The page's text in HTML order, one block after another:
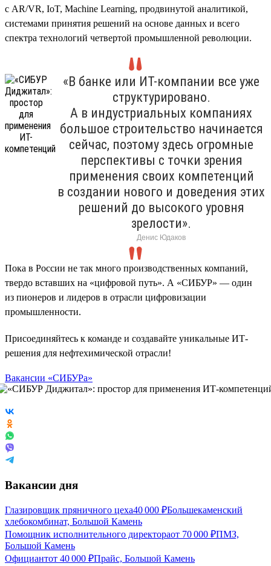
с AR/VR, IoT, Machine Learning, продвинутой аналитикой,
системами принятия решений на основе данных и всего
спектра технологий четвертой промышленной революции.
«В банке или ИТ-компании все уже
структурировано.
А в индустриальных компаниях
большое строительство начинается
сейчас, поэтому здесь огромные
перспективы с точки зрения
применения своих компетенций
в создании нового и доведения этих
решений до высокого уровня
зрелости».
Денис Юдаков
Пока в России не так много производственных компаний,
твердо вставших на «цифровой путь». А «СИБУР» — один
из пионеров и лидеров в отрасли цифровизации
промышленности.
Присоединяйтесь к команде и создавайте уникальные ИТ-
решения для нефтехимической отрасли!
Вакансии «СИБУРа»
Вакансии дня
Глазировщик пряничного цеха40 000 ₽Большекаменский
хлебокомбинат, Большой Камень
Помощник исполнительного директораот 70 000 ₽ПМЗ,
Большой Камень
Официантот 40 000 ₽Прайс, Большой Камень